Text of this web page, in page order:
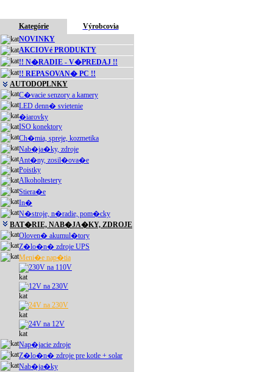
Kategórie
Výrobcovia
NOVINKY
AKCIOVé PRODUKTY
!! N�RADIE - V�PREDAJ !!
!! REPASOVAN� PC !!
AUTODOPLNKY
C�vacie senzory a kamery
LED denn� svietenie
�iarovky
ISO konektory
Ch�mia, spreje, kozmetika
Nab�ja�ky, zdroje
Ant�ny, zosil�ova�e
Poistky
Alkoholtestery
Stiera�e
In�
N�stroje, n�radie, pom�cky
BAT�RIE, NAB�JA�KY, ZDROJE
Oloven� akumul�tory
Z�lo�n� zdroje UPS
Meni�e nap�tia
230V na 110V
12V na 230V
24V na 230V
24V na 12V
Nap�jacie zdroje
Z�lo�n� zdroje pre kotle + solar
Nab�ja�ky